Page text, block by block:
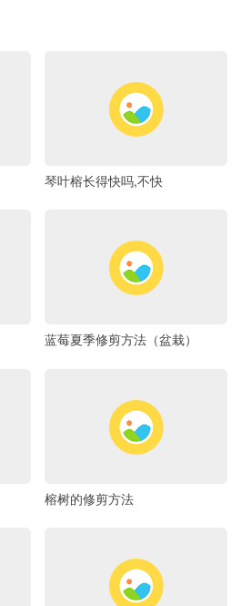
琴叶榕长得快吗,不快
蓝莓夏季修剪方法（盆栽）
榕树的修剪方法